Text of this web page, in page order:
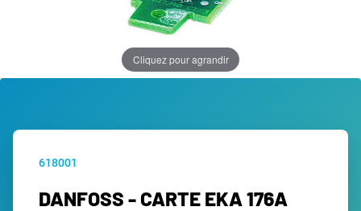
Cliquez pour agrandir
618001
DANFOSS - CARTE EKA 176A